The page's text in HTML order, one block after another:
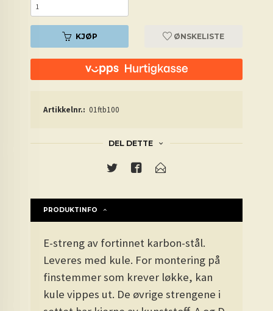
KJØP ØNSKELISTE
Artikkelnr.: 01ftb100
DEL DETTE
PRODUKTINFO
E-streng av fortinnet karbon-stål.
Leveres med kule. For montering på
finstemmer som krever løkke, kan
kule vippes ut. De øvrige strengene i